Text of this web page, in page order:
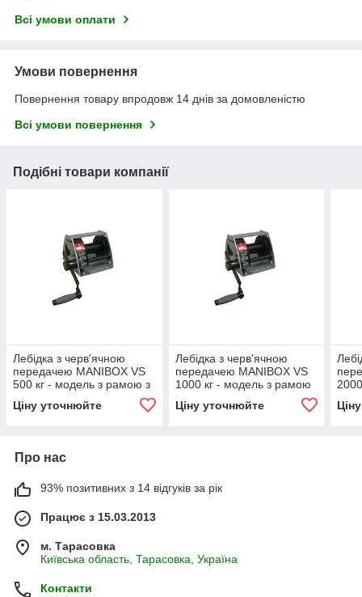
Всі умови оплати
Умови повернення
Повернення товару впродовж 14 днів за домовленістю
Всі умови повернення
Подібні товари компанії
Лебідка з черв'ячною
передачею MANIBOX VS
500 кг - модель з рамою з
Ціну уточнюйте
Лебідка з черв'ячною
передачею MANIBOX VS
1000 кг - модель з рамою
Ціну уточнюйте
Про нас
93% позитивних з 14 відгуків за рік
Працює з 15.03.2013
м. Тарасовка
Київська область, Тарасовка, Україна
Контакти